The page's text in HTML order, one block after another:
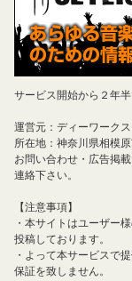
サービス開始から２年
運営元：ディーワークス
所在地：神奈川県相模
お問い合わせ・広告掲
連絡下さい。
【注意事項】
・本サイトはユーザー
投稿しております。
・よって本サービスで
保証を致しません。